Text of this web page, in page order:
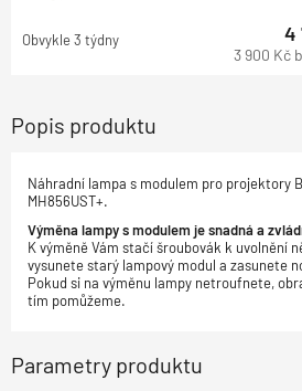
Obvykle 3 týdny 4
3 900 Kč
Popis produktu
Náhradní lampa s modulem pro projektory
MH856UST+.
Výměna lampy s modulem je snadná a
K výměně Vám stačí šroubovák k uvolnění
vysunete starý lampový modul a zasunete
Pokud si na výměnu lampy netroufnete,
tím pomůžeme.
Parametry produktu